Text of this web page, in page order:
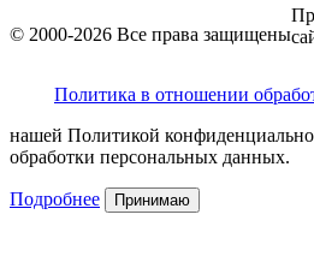
© 2000-2026 Все права защищены
Политика в отношении
нашей Политикой
обработки персональных данных.
Подробнее Принимаю